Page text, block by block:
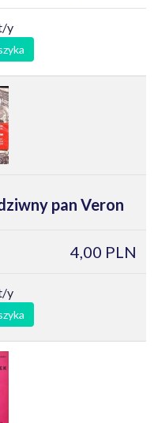
y
pan Veron
4,00 PLN
y